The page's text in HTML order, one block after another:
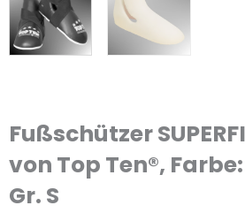
Fußschützer
von Top Ten®,
Gr. S